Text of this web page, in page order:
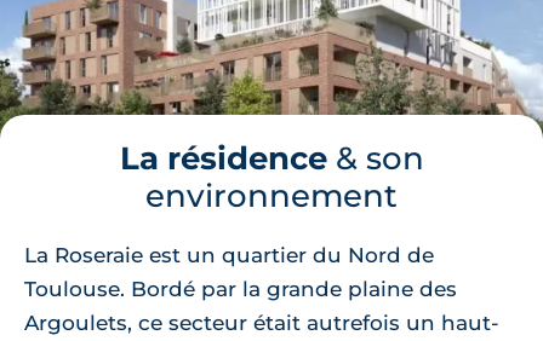
La résidence& son
environnement
La Roseraie est un quartier du Nord de
Toulouse. Bordé par la grande plaine des
Argoulets, ce secteur était autrefois un haut-